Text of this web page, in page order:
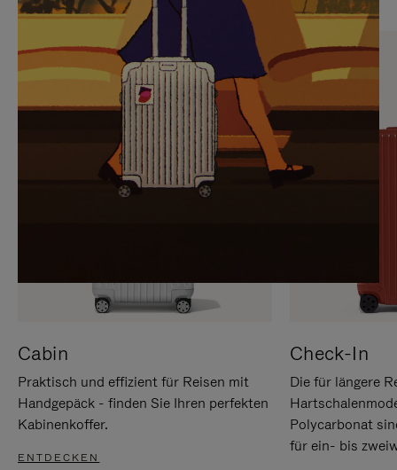
SIE,
UM
ANZUHALTEN
AUFHEBEN
DER
STUMMSCHALTUNG
Cabin
Praktisch und effizient für Reisen mit
Handgepäck - finden Sie Ihren perfekten
Kabinenkoffer.
ENTDECKEN
Check-In
Die für längere
Polycarbonat
für ein- bis